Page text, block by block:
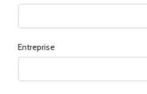
Entreprise